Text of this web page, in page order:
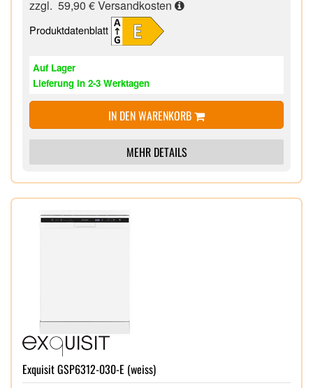
zzgl. 59,90 €Versandkosten
Produktdatenblatt
Auf Lager
Lieferung in 2-3 Werktagen
IN DEN WARENKORB
MEHR DETAILS
Exquisit GSP6312-030-E (weiss)